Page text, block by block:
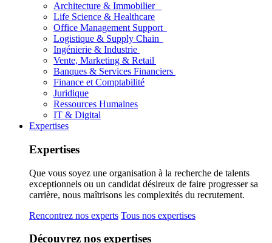
Architecture & Immobilier
Life Science & Healthcare
Office Management Support
Logistique & Supply Chain
Ingénierie & Industrie
Vente, Marketing & Retail
Banques & Services Financiers
Finance et Comptabilité
Juridique
Ressources Humaines
IT & Digital
Expertises
Expertises
Que vous soyez une organisation à la recherche de talents
exceptionnels ou un candidat désireux de faire progresser sa
carrière, nous maîtrisons les complexités du recrutement.
Rencontrez nos experts Tous nos expertises
Découvrez nos expertises